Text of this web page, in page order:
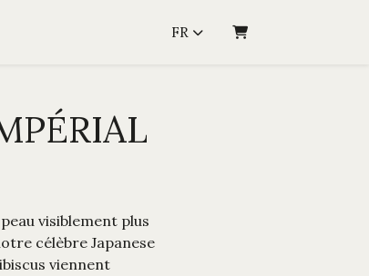
FR PANIER
visiblement plus
célèbre Japanese
viennent